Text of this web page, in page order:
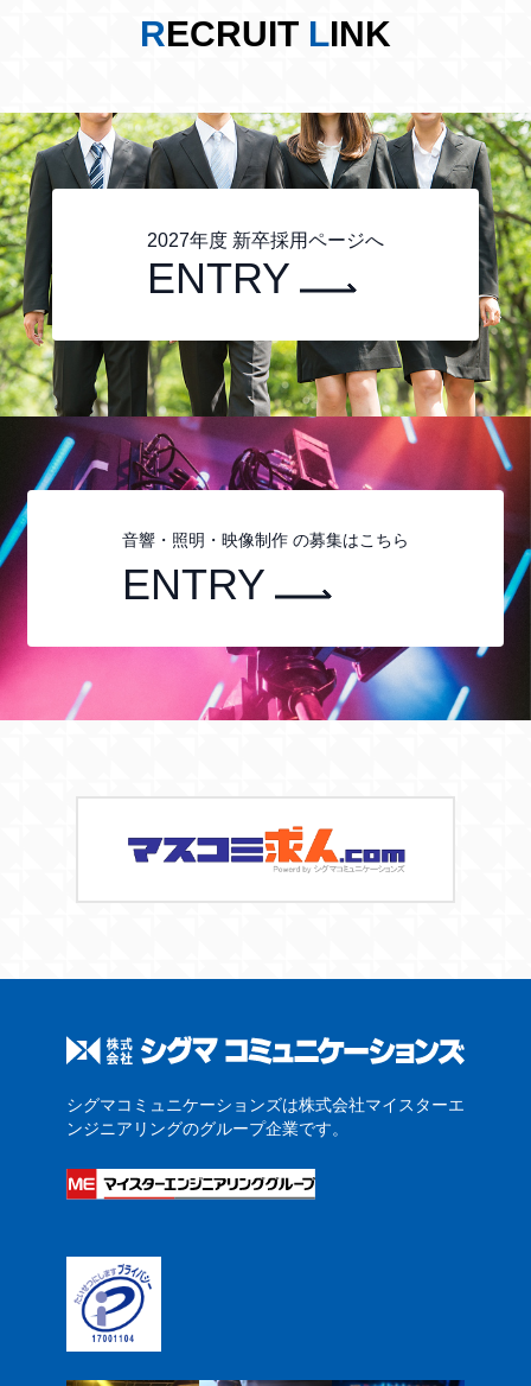
RECRUIT LINK
2027年度 新卒採用ページへ
ENTRY
音響・照明・映像制作 の募集はこちら
ENTRY
シグマコミュニケーションズは株式会社マイスターエ
ンジニアリングのグループ企業です。